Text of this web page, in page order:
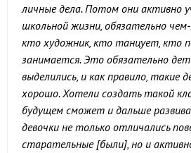
личные дела. Потом они активно
школьной жизни, обязательно
кто художник, кто танцует, кто
занимается. Это обязательно
выделились, и как правило, такие
хорошо. Хотели создать такой
будущем сможет и дальше
девочки не только отличались
старательные [были], но и